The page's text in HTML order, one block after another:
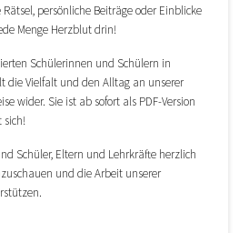
persönliche Beiträge oder Einblicke
Menge Herzblut drin!
Schülerinnen und Schülern in
die Vielfalt und den Alltag an unserer
wider. Sie ist ab sofort als PDF-Version
sich!
Schüler, Eltern und Lehrkräfte herzlich
und die Arbeit unserer